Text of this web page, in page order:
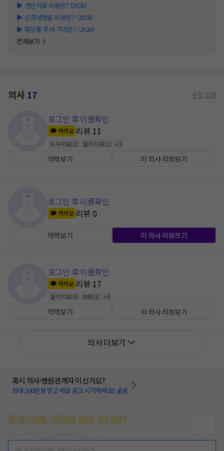
▶ 견인치료 비용은? (2026)
▶ 신경성형술 비용은? (2026)
▶ 파상풍 주사 가격은? (2026)
전체보기
의사17 수정 요청
로그인 후 이름확인
카카오 리뷰 11
도수치료(2) 물리치료(1 ) +3
약력보기 이 의사 리뷰보기
로그인 후 이름확인
카카오 리뷰0
약력보기 이 의사 리뷰쓰기
로그인 후 이름확인
카카오 리뷰 17
물리치료(4) MRI(3) +4
약력보기 이 의사 리뷰보기
의사 더보기
혹시 의사·병원관계자 이신가요?
최대 200만원 받고 바로 광고 시작하세요! 💰💰
증상/치료, 궁금한 점이 있나요?